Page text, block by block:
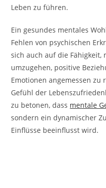
Leben zu führen.
Ein gesundes mentales
Fehlen von psychischen
sich auch auf die Fähigkeit,
umzugehen, positive
Emotionen angemessen
Gefühl der
zu betonen, dass mentale
sondern ein dynamischer
Einflüsse beeinflusst wird.